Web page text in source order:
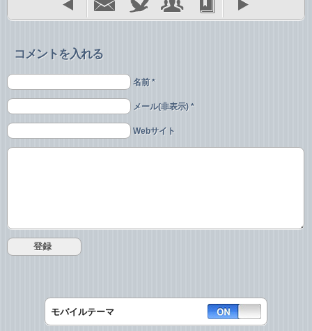
コメントを入れる
名前 *
メール(非表示) *
Webサイト
モバイルテーマ